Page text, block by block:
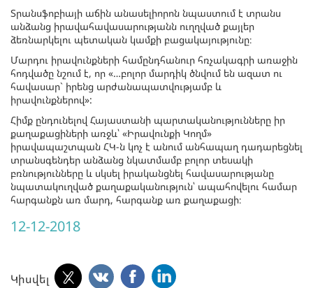
Տրանսֆոբիայի աճին անասելիորոն նպաստում է տրանս
անձանց իրավահավասարությանն ուղղված քայլեր
ձեռնարկելու պետական կամքի բացակայությունը։
Մարդու իրավունքների համընդհանուր հռչակագրի առաջին
հոդվածը նշում է, որ «…բոլոր մարդիկ ծնվում են ազատ ու
հավասար` իրենց արժանապատվությամբ և
իրավունքներով»:
Հիմք ընդունելով Հայաստանի պարտականությունները իր
քաղաքացիների առջև՝ «Իրավունքի Կողմ»
իրավապաշտպան ՀԿ-ն կոչ է անում անհապաղ դադարեցնել
տրանսգենդեր անձանց նկատմամբ բոլոր տեսակի
բռնությունները և սկսել իրականցնել հավասարությանը
նպատակուղված քաղաքականություն՝ ապահովելու համար
հարգանքն առ մարդ, հարգանք առ քաղաքացի։
12-12-2018
Կիսվել